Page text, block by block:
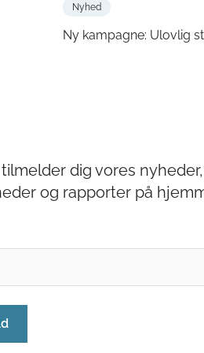
Nyhed
Ny kampagne: Ulovlig
tilmelder dig vores
og rapporter på